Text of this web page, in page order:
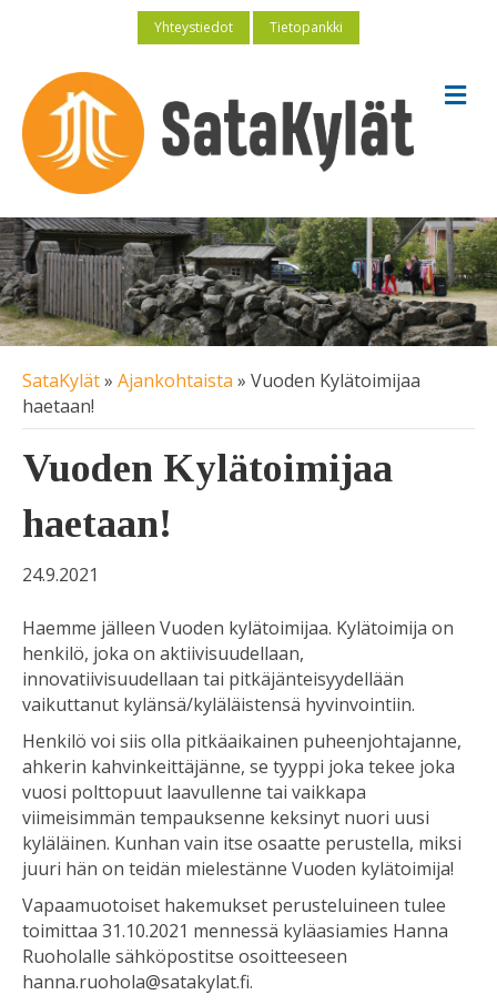
Yhteystiedot Tietopankki
V
a
o
SataKylät» Ajankohtaista » Vuoden Kylätoimijaa
haetaan!
Vuoden Kylätoimijaa
haetaan!
24.9.2021
Haemme jälleen Vuoden kylätoimijaa. Kylätoimija on
henkilö, joka on aktiivisuudellaan,
innovatiivisuudellaan tai pitkäjänteisyydellään
vaikuttanut kylänsä/kyläläistensä hyvinvointiin.
Henkilö voi siis olla pitkäaikainen puheenjohtajanne,
ahkerin kahvinkeittäjänne, se tyyppi joka tekee joka
vuosi polttopuut laavullenne tai vaikkapa
viimeisimmän tempauksenne keksinyt nuori uusi
kyläläinen. Kunhan vain itse osaatte perustella, miksi
juuri hän on teidän mielestänne Vuoden kylätoimija!
Vapaamuotoiset hakemukset perusteluineen tulee
toimittaa 31.10.2021 mennessä kyläasiamies Hanna
Ruoholalle sähköpostitse osoitteeseen
hanna.ruohola@satakylat.fi.